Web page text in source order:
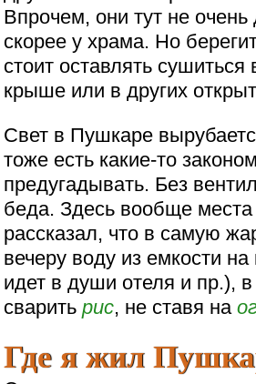
Впрочем, они тут не
скорее у храма. Но
стоит оставлять
крыше или в других
Свет в Пушкаре
тоже есть какие-то
предугадывать. Без
беда. Здесь вообще
рассказал, что в самую
вечеру воду из емкости
идет в души отеля и пр.),
сваритьрис, не ставя на
Где я жил